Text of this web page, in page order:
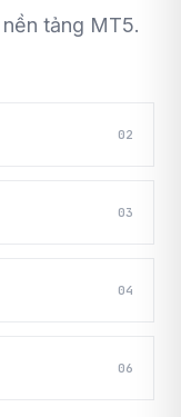
tảng MT5.
02
03
04
06